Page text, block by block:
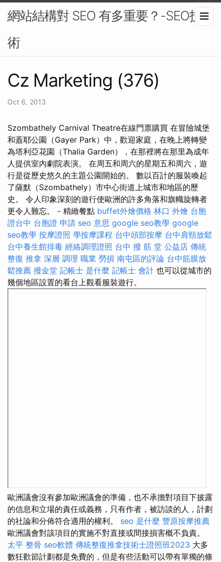
網站結構對 SEO 有多重要？-SEO技
術
Cz Marketing (376)
Oct 6, 2013
Szombathely Carnival Theatre在線門票購買 在冒險城堡
和蓋耶公園（Gayer Park）中，歡迎家庭，在晚上將轉變
為塔利亞花園（Thalia Garden），在那裡將在那里為成年
人提供室內劇院表演。 在周五和周六的星期五和周六，遊
行是從歷史悠久的主題公園開始的。 數以百計的服裝喚起
了薩默（Szombathely）市中心街道上城市和地區的歷
史。 令人印象深刻的遊行使歐洲的許多角落和旗幟旋轉者
更令人難忘。 - 精緻餐點 buffet外燴價格 林口 外燴 台胞
證台中 台胞證 申請 seo 意思 google seo教學 google
seo教學 按摩證照 學按摩課程 台中頭部按摩 台中肩頸放鬆
台中養生館排毒 經絡調理證照 台中 撥 筋 堂 公益店 傳統
整復 推拿 深層 調理 職業 勞損 南屯區的評論 台中筋膜放
鬆推薦 撥金堂 記帳士 是什麼 記帳士 會計 也可以從城市的
幾個地區設置的看台上觀看服裝遊行。
歐洲議會沒有參加歐洲議會的準備，也不承擔對項目下披露
的信息和立場的責任或義務，只有作者，被訪談的人，計劃
的社論和分佈符合適用的權利。 seo 是什麼 豐原按摩推薦
歐洲議會對該項目的實施不對直接或間接損害概不負責。
太平 整骨 seo軟體 傳統整復推拿技術士證照班2023 大多
數狂歡節計劃都是免費的，但是有些活動可以帶有單獨的條